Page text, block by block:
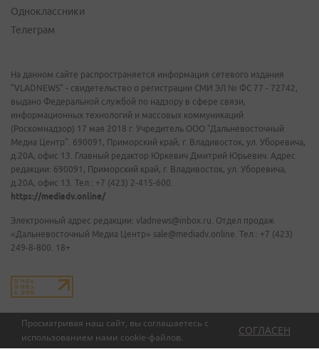
Просматривая наш сайт, вы соглашаетесь с
использованием нами cookie-файлов.
СОГЛАСЕН
Одноклассники
Телеграм
На данном сайте распространяется информация сетевого издания
"VLADNEWS" - свидетельство о регистрации СМИ ЭЛ № ФС 77 - 72742,
выдано Федеральной службой по надзору в сфере связи,
информационных технологий и массовых коммуникаций
(Роскомнадзор) 17 мая 2018 г. Учредитель ООО "Дальневосточный
Медиа Центр". 690091, Приморский край, г. Владивосток, ул. Уборевича,
д.20А, офис 13. Главный редактор Юркевич Дмитрий Юрьевич. Адрес
редакции: 690091, Приморский край, г. Владивосток, ул. Уборевича,
д.20А, офис 13. Тел.: +7 (423) 2-415-600.
https://mediadv.online/
Электронный адрес редакции: vladnews@inbox.ru. Отдел продаж
«Дальневосточный Медиа Центр» sale@mediadv.online. Тел.: +7 (423)
249-8-800. 18+